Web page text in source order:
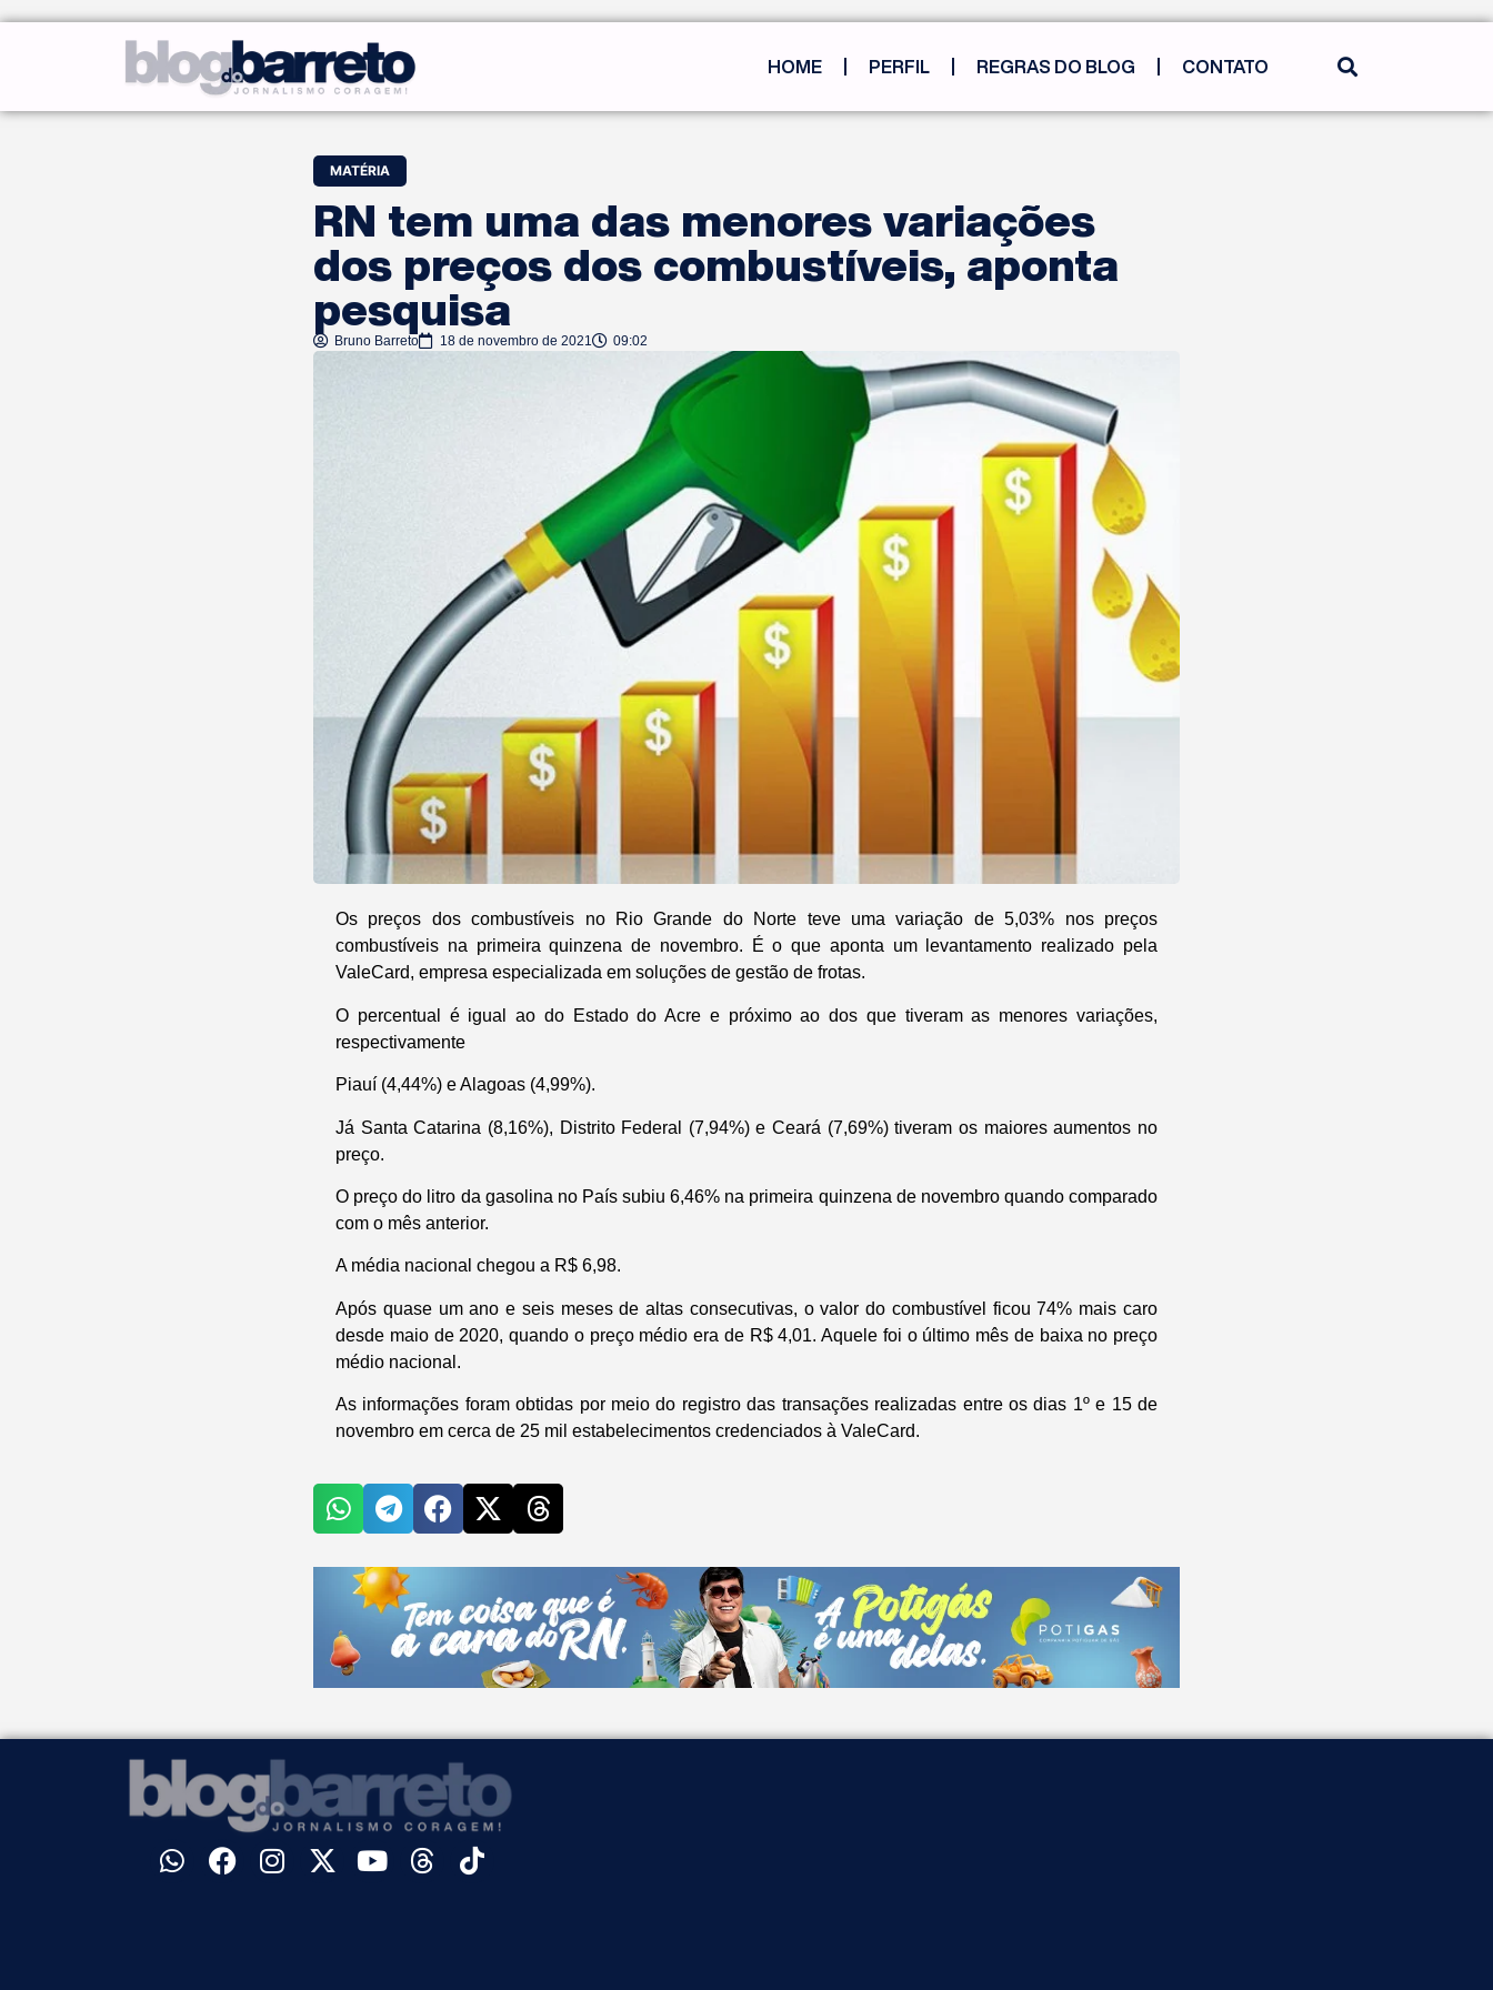
HOME PERFIL REGRAS DO BLOG CONTATO
MATÉRIA
RN tem uma das menores variações
dos preços dos combustíveis, aponta
pesquisa
Bruno Barreto 18 de novembro de 2021 09:02
Os preços dos combustíveis no Rio Grande do Norte teve uma variação de 5,03% nos preços
combustíveis na primeira quinzena de novembro. É o que aponta um levantamento realizado pela
ValeCard, empresa especializada em soluções de gestão de frotas.
O percentual é igual ao do Estado do Acre e próximo ao dos que tiveram as menores variações,
respectivamente
Piauí (4,44%) e Alagoas (4,99%).
Já Santa Catarina (8,16%), Distrito Federal (7,94%) e Ceará (7,69%) tiveram os maiores aumentos no
preço.
O preço do litro da gasolina no País subiu 6,46% na primeira quinzena de novembro quando comparado
com o mês anterior.
A média nacional chegou a R$ 6,98.
Após quase um ano e seis meses de altas consecutivas, o valor do combustível ficou 74% mais caro
desde maio de 2020, quando o preço médio era de R$ 4,01. Aquele foi o último mês de baixa no preço
médio nacional.
As informações foram obtidas por meio do registro das transações realizadas entre os dias 1º e 15 de
novembro em cerca de 25 mil estabelecimentos credenciados à ValeCard.